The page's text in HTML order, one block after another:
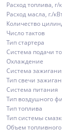
Расход топлива, г/
Расход масла, г./
Количество
Число тактов
Тип стартера
Система подачи
Охлаждение
Система
Тип свечи
Система питания
Тип воздушного
Тип топлива
Тип системы
Объем топливного